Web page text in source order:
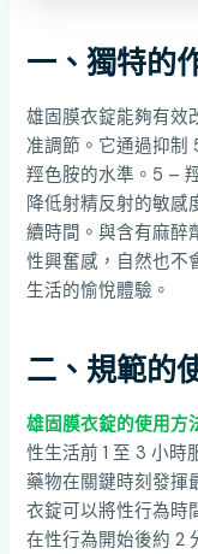
一、獨特的
雄固膜衣錠能夠有效
准調節。它通過抑制
羥色胺的水準。5 –
降低射精反射的敏感
續時間。與含有麻醉
性興奮感，自然也不
生活的愉悅體驗。
二、規範的
雄固膜衣錠的使用方
性生活前 1 至 3 小時
藥物在關鍵時刻發揮
衣錠可以將性行為時
在性行為開始後約 2